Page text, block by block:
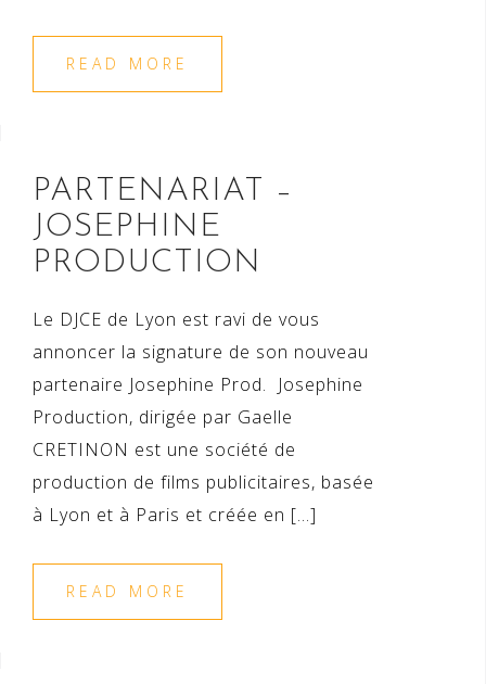
READ MORE
PARTENARIAT –
JOSEPHINE
PRODUCTION
Le DJCE de Lyon est ravi de vous
annoncer la signature de son nouveau
partenaire Josephine Prod. Josephine
Production, dirigée par Gaelle
CRETINON est une société de
production de films publicitaires, basée
à Lyon et à Paris et créée en […]
READ MORE